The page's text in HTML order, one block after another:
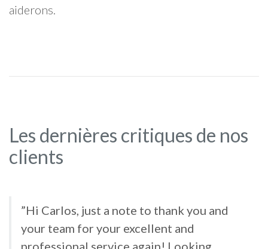
aiderons.
Les dernières critiques de nos
clients
”Hi Carlos, just a note to thank you and
your team for your excellent and